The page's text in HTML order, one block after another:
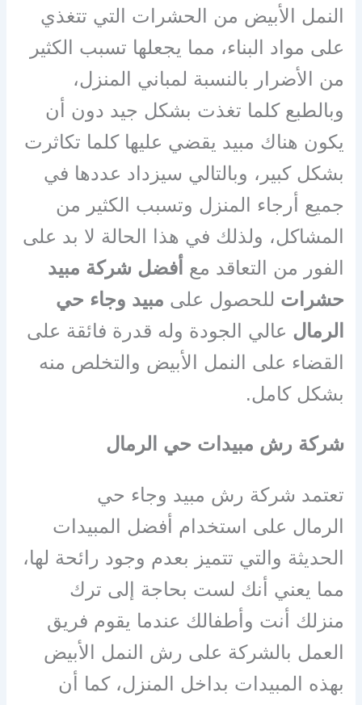
النمل الأبيض من الحشرات التي تتغذي
على مواد البناء، مما يجعلها تسبب الكثير
من الأضرار بالنسبة لمباني المنزل،
وبالطبع كلما تغذت بشكل جيد دون أن
يكون هناك مبيد يقضي عليها كلما تكاثرت
بشكل كبير، وبالتالي سيزداد عددها في
جميع أرجاء المنزل وتسبب الكثير من
المشاكل، ولذلك في هذا الحالة لا بد على
الفور من التعاقد مع أفضل شركة مبيد
حشرات للحصول على مبيد وجاء حي
الرمال عالي الجودة وله قدرة فائقة على
القضاء على النمل الأبيض والتخلص منه
بشكل كامل.
شركة رش مبيدات حي الرمال
تعتمد شركة رش مبيد وجاء حي
الرمال على استخدام أفضل المبيدات
الحديثة والتي تتميز بعدم وجود رائحة لها،
مما يعني أنك لست بحاجة إلى ترك
منزلك أنت وأطفالك عندما يقوم فريق
العمل بالشركة على رش النمل الأبيض
بهذه المبيدات بداخل المنزل، كما أن